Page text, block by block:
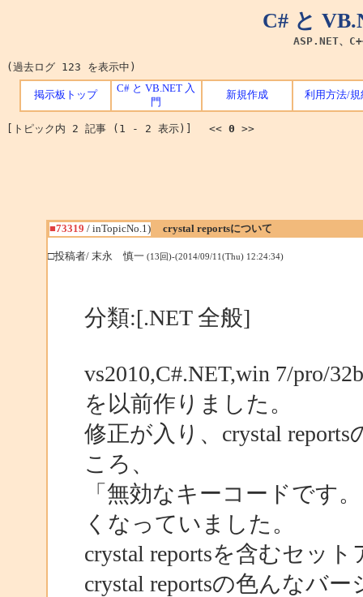
C# と
ASP.NET、
(過去ログ 123 を表示中)
掲示板トップ
C# と VB.NET 入
門
新規作成 利用方法/規
[トピック内 2 記事 (1 - 2 表示)] << 0 >>
■73319 / inTopicNo.1) crystal reportsについて
□投稿者/ 末永 慎一 (13回)-(2014/09/11(Thu) 12:24:34)
分類:[.NET 全般]
vs2010,C#.NET,win 7/pro/
を以前作りました。
修正が入り、crystal
ころ、
「無効なキーコードです
くなっていました。
crystal reportsを含むセッ
crystal reportsの色んなバ